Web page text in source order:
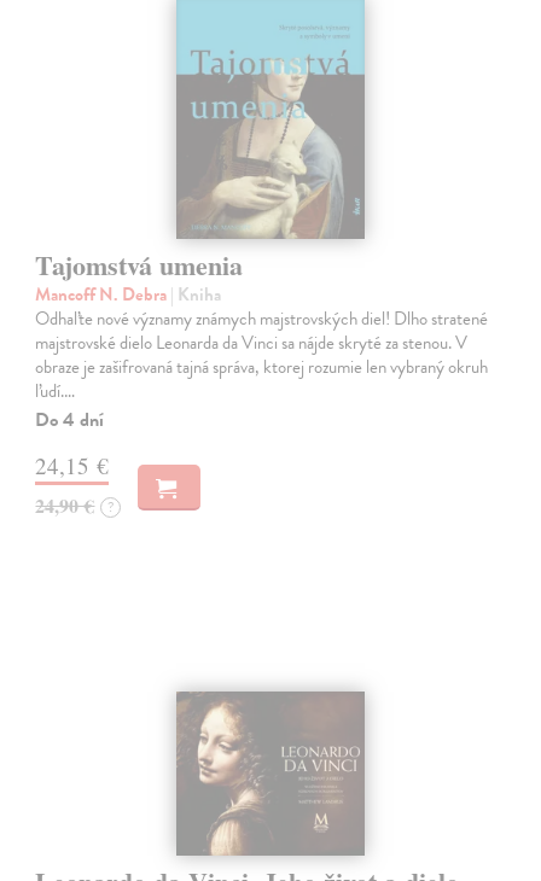
Tajomstvá umenia
Mancoff N. Debra| Kniha
Odhaľte nové významy známych majstrovských diel! Dlho stratené
majstrovské dielo Leonarda da Vinci sa nájde skryté za stenou. V
obraze je zašifrovaná tajná správa, ktorej rozumie len vybraný okruh
ľudí.…
Do 4 dní
24,15 €
24,90 € ?